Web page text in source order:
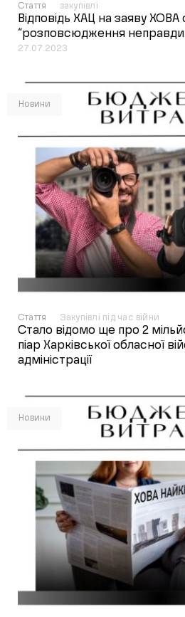
Стаття закупівлі
Відповідь ХАЦ на заяву
“розповсюдження
27.07.2023
Новини
Стаття Закупівлі під час війни
Стало відомо ще про 2
піар Харківської обласної
адміністрації
Новини